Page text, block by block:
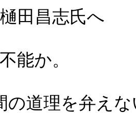
田昌志氏へ
能か。
の道理を弁え